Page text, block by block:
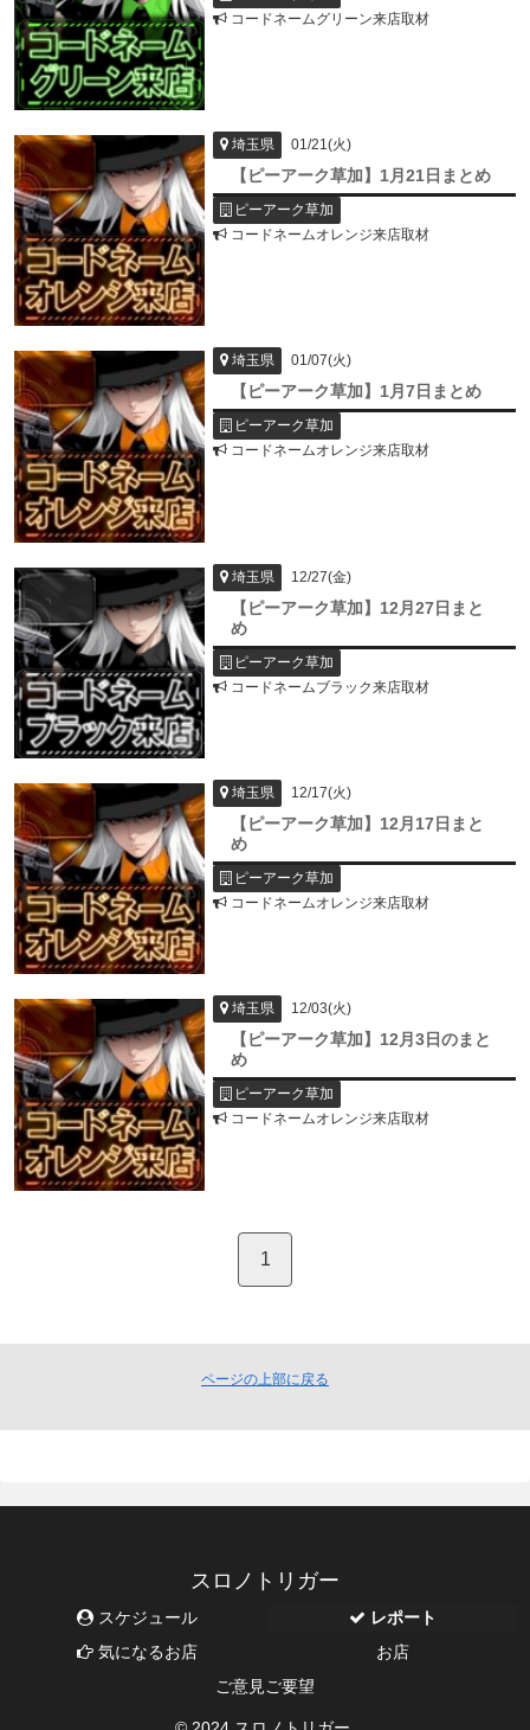
コードネームグリーン来店取材
埼玉県 01/21(火)
【ピーアーク草加】1月21日まとめ
ピーアーク草加
コードネームオレンジ来店取材
埼玉県 01/07(火)
【ピーアーク草加】1月7日まとめ
ピーアーク草加
コードネームオレンジ来店取材
埼玉県 12/27(金)
【ピーアーク草加】12月27日まと
め
ピーアーク草加
コードネームブラック来店取材
埼玉県 12/17(火)
【ピーアーク草加】12月17日まと
め
ピーアーク草加
コードネームオレンジ来店取材
埼玉県 12/03(火)
【ピーアーク草加】12月3日のまと
め
ピーアーク草加
コードネームオレンジ来店取材
1
ページの上部に戻る
スロノトリガー
スケジュール
レポート
気になるお店
お店
ご意見ご要望